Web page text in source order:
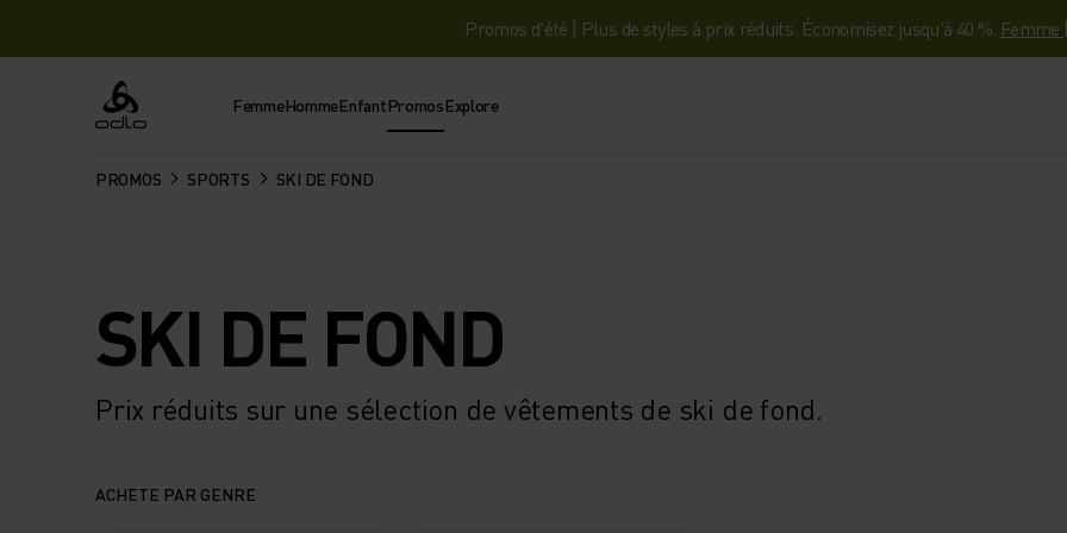
Promos d'été | Plus de styles à prix réduits. Économisez jusqu'à 40 %. Femme |
Odlo FemmeHommeEnfantPromosExplore
PROMOS SPORTS SKI DE FOND
SKI DE FOND
Prix réduits sur une sélection de vêtements de ski de fond.
ACHETE PAR GENRE